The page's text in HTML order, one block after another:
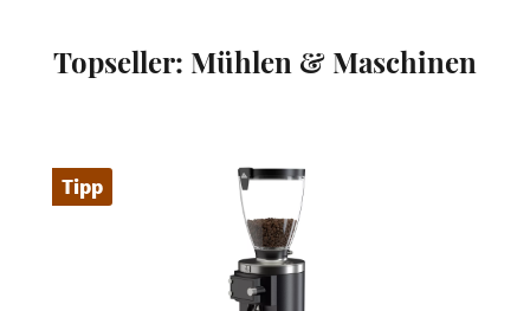
Topseller: Mühlen & Maschinen
Tipp